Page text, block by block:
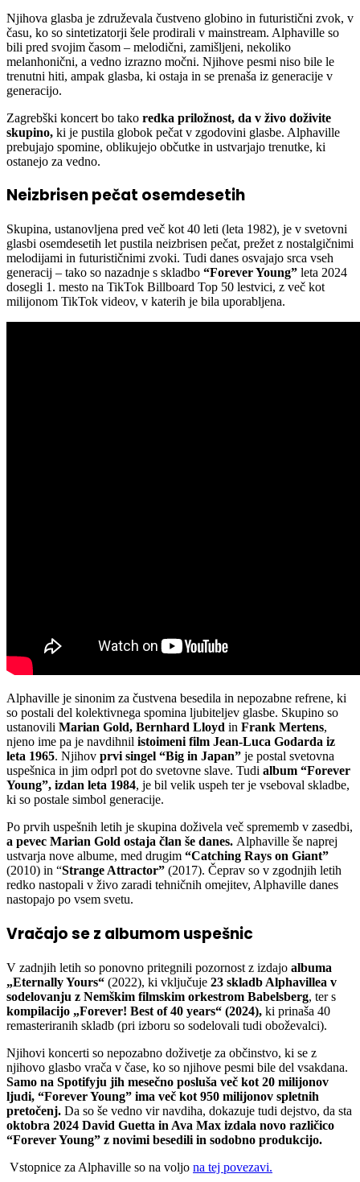
Njihova glasba je združevala čustveno globino in futuristični zvok, v
času, ko so sintetizatorji šele prodirali v mainstream. Alphaville so
bili pred svojim časom – melodični, zamišljeni, nekoliko
melanhonični, a vedno izrazno močni. Njihove pesmi niso bile le
trenutni hiti, ampak glasba, ki ostaja in se prenaša iz generacije v
generacijo.
Zagrebški koncert bo tako redka priložnost, da v živo doživite
skupino, ki je pustila globok pečat v zgodovini glasbe. Alphaville
prebujajo spomine, oblikujejo občutke in ustvarjajo trenutke, ki
ostanejo za vedno.
Neizbrisen pečat osemdesetih
Skupina, ustanovljena pred več kot 40 leti (leta 1982), je v svetovni
glasbi osemdesetih let pustila neizbrisen pečat, prežet z nostalgičnimi
melodijami in futurističnimi zvoki. Tudi danes osvajajo srca vseh
generacij – tako so nazadnje s skladbo “Forever Young” leta 2024
dosegli 1. mesto na TikTok Billboard Top 50 lestvici, z več kot
milijonom TikTok videov, v katerih je bila uporabljena.
Alphaville je sinonim za čustvena besedila in nepozabne refrene, ki
so postali del kolektivnega spomina ljubiteljev glasbe. Skupino so
ustanovili Marian Gold, Bernhard Lloyd in Frank Mertens,
njeno ime pa je navdihnil istoimeni film Jean-Luca Godarda iz
leta 1965. Njihov prvi singel “Big in Japan” je postal svetovna
uspešnica in jim odprl pot do svetovne slave. Tudi album “Forever
Young”, izdan leta 1984, je bil velik uspeh ter je vseboval skladbe,
ki so postale simbol generacije.
Po prvih uspešnih letih je skupina doživela več sprememb v zasedbi,
a pevec Marian Gold ostaja član še danes. Alphaville še naprej
ustvarja nove albume, med drugim “Catching Rays on Giant”
(2010) in “Strange Attractor” (2017). Čeprav so v zgodnjih letih
redko nastopali v živo zaradi tehničnih omejitev, Alphaville danes
nastopajo po vsem svetu.
Vračajo se z albumom uspešnic
V zadnjih letih so ponovno pritegnili pozornost z izdajo albuma
„Eternally Yours“ (2022), ki vključuje 23 skladb Alphavillea v
sodelovanju z Nemškim filmskim orkestrom Babelsberg, ter s
kompilacijo „Forever! Best of 40 years“ (2024), ki prinaša 40
remasteriranih skladb (pri izboru so sodelovali tudi oboževalci).
Njihovi koncerti so nepozabno doživetje za občinstvo, ki se z
njihovo glasbo vrača v čase, ko so njihove pesmi bile del vsakdana.
Samo na Spotifyju jih mesečno posluša več kot 20 milijonov
ljudi, “Forever Young” ima več kot 950 milijonov spletnih
pretočenj. Da so še vedno vir navdiha, dokazuje tudi dejstvo, da sta
oktobra 2024 David Guetta in Ava Max izdala novo različico
“Forever Young” z novimi besedili in sodobno produkcijo.
Vstopnice za Alphaville so na voljo na tej povezavi.